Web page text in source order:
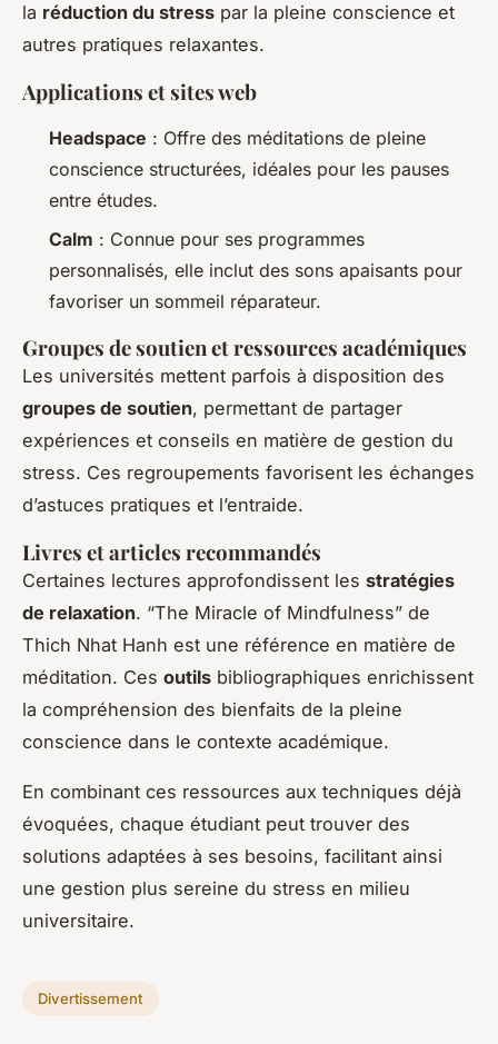
la réduction du stress par la pleine conscience et
autres pratiques relaxantes.
Applications et sites web
Headspace : Offre des méditations de pleine
conscience structurées, idéales pour les pauses
entre études.
Calm : Connue pour ses programmes
personnalisés, elle inclut des sons apaisants pour
favoriser un sommeil réparateur.
Groupes de soutien et ressources académiques
Les universités mettent parfois à disposition des
groupes de soutien, permettant de partager
expériences et conseils en matière de gestion du
stress. Ces regroupements favorisent les échanges
d’astuces pratiques et l’entraide.
Livres et articles recommandés
Certaines lectures approfondissent les stratégies
de relaxation. “The Miracle of Mindfulness” de
Thich Nhat Hanh est une référence en matière de
méditation. Ces outils bibliographiques enrichissent
la compréhension des bienfaits de la pleine
conscience dans le contexte académique.
En combinant ces ressources aux techniques déjà
évoquées, chaque étudiant peut trouver des
solutions adaptées à ses besoins, facilitant ainsi
une gestion plus sereine du stress en milieu
universitaire.
Divertissement